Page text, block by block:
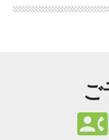
ご
contact_phone